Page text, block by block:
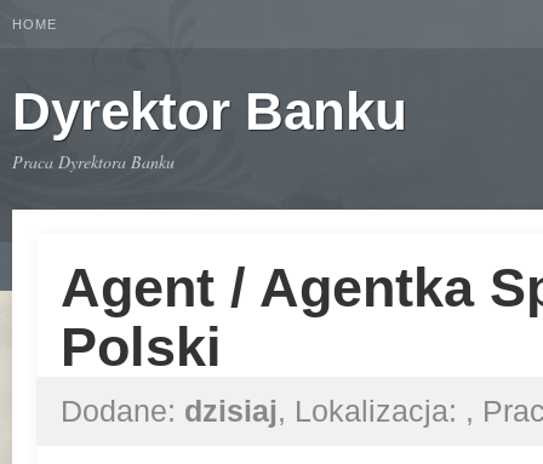
HOME
Dyrektor Banku
Praca Dyrektora Banku
Agent / Agentka
Polski
Dodane: dzisiaj, Lokalizacja: ,